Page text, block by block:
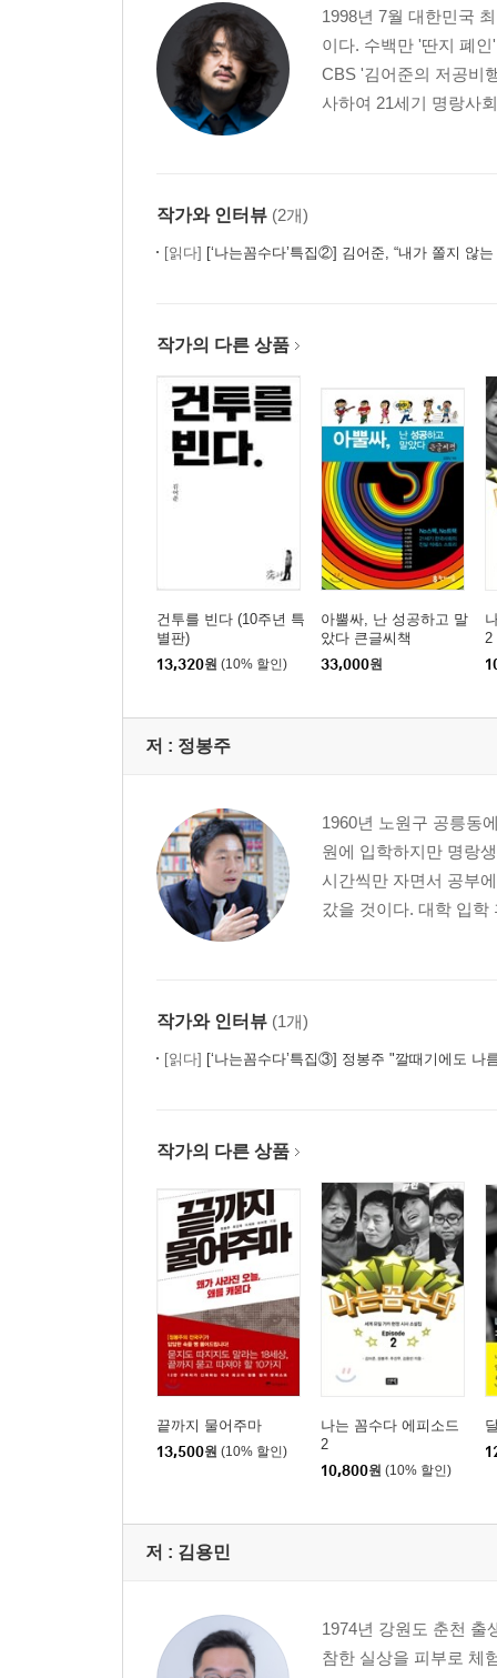
1998년 7월 대한민국
이다. 수백만 '딴지 폐
CBS '김어준의 저공비
사하여 21세기 명랑사
작가와 인터뷰 (2개)
[읽다] [‘나는꼼수다’특집②] 김어준, “내가 쫄지 않
작가의 다른 상품
건투를 빈다 (10주년 특
별판)
13,320원 (10% 할인)
아뿔싸, 난 성공하고 말
았다 큰글씨책
33,000원
2
저 : 정봉주
1960년 노원구 공릉동
원에 입학하지만 명랑
시간씩만 자면서 공부
갔을 것이다. 대학 입학
작가와 인터뷰 (1개)
[읽다] [‘나는꼼수다’특집③] 정봉주 "깔때기에도 나
작가의 다른 상품
끝까지 물어주마
13,500원 (10% 할인)
나는 꼼수다 에피소드
2
10,800원 (10% 할인)
저 : 김용민
1974년 강원도 춘천 출
참한 실상을 피부로 체